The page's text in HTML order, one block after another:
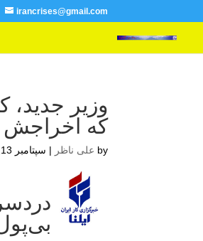
irancrises@gmail.com
وزیر
که اخراجش
by علی ناظر | سپتامبر 13, 2024 7:03 ب.ظ
بی‌پول ۶ ماه منتظر